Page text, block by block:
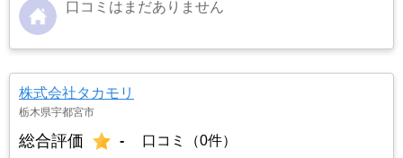
口コミはまだありません
株式会社タカモリ
栃木県宇都宮市
総合評価 - 口コミ（0件）